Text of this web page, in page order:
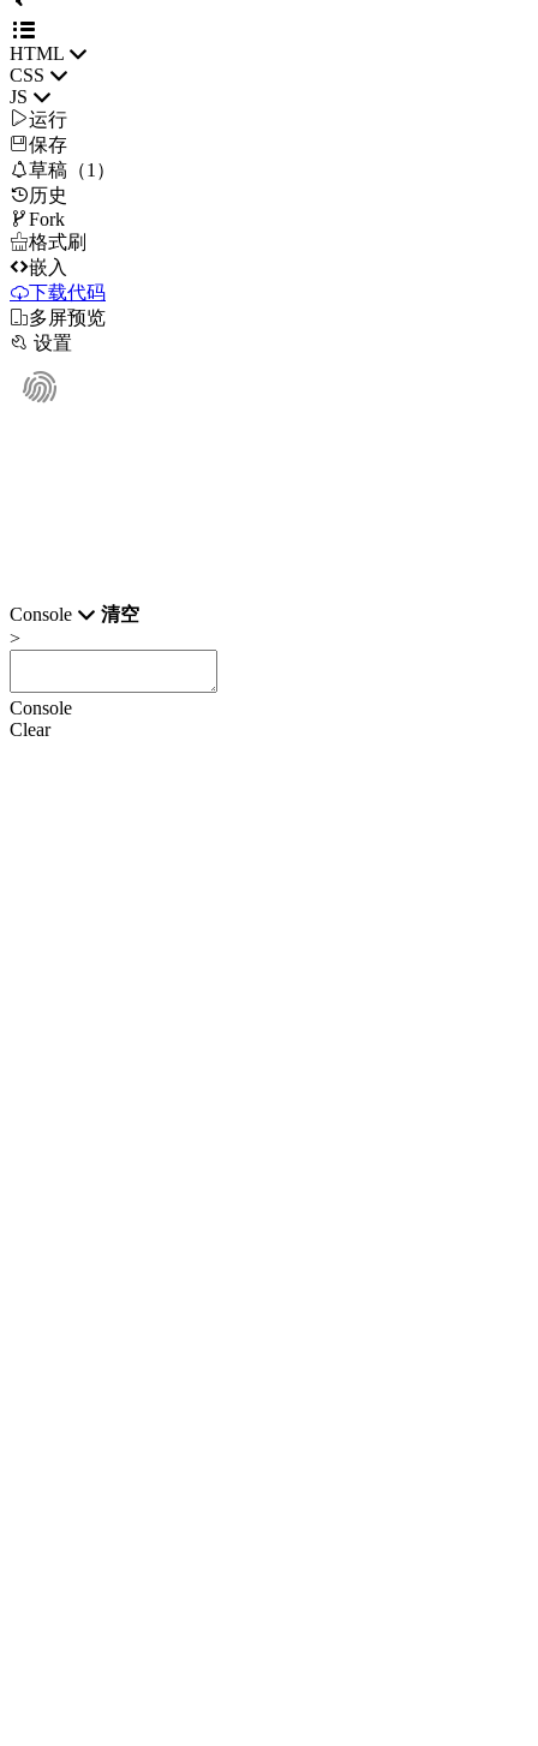
HTML
CSS
JS
运行
保存
草稿（1）
历史
Fork
格式刷
嵌入
下载代码
多屏预览
 设置
Console
清空
>
Console
Clear